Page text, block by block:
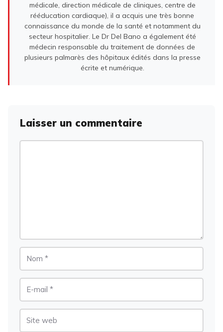
médicale, direction médicale de cliniques, centre de
rééducation cardiaque), il a acquis une très bonne
connaissance du monde de la santé et notamment du
secteur hospitalier. Le Dr Del Bano a également été
médecin responsable du traitement de données de
plusieurs palmarès des hôpitaux édités dans la presse
écrite et numérique.
Laisser un commentaire